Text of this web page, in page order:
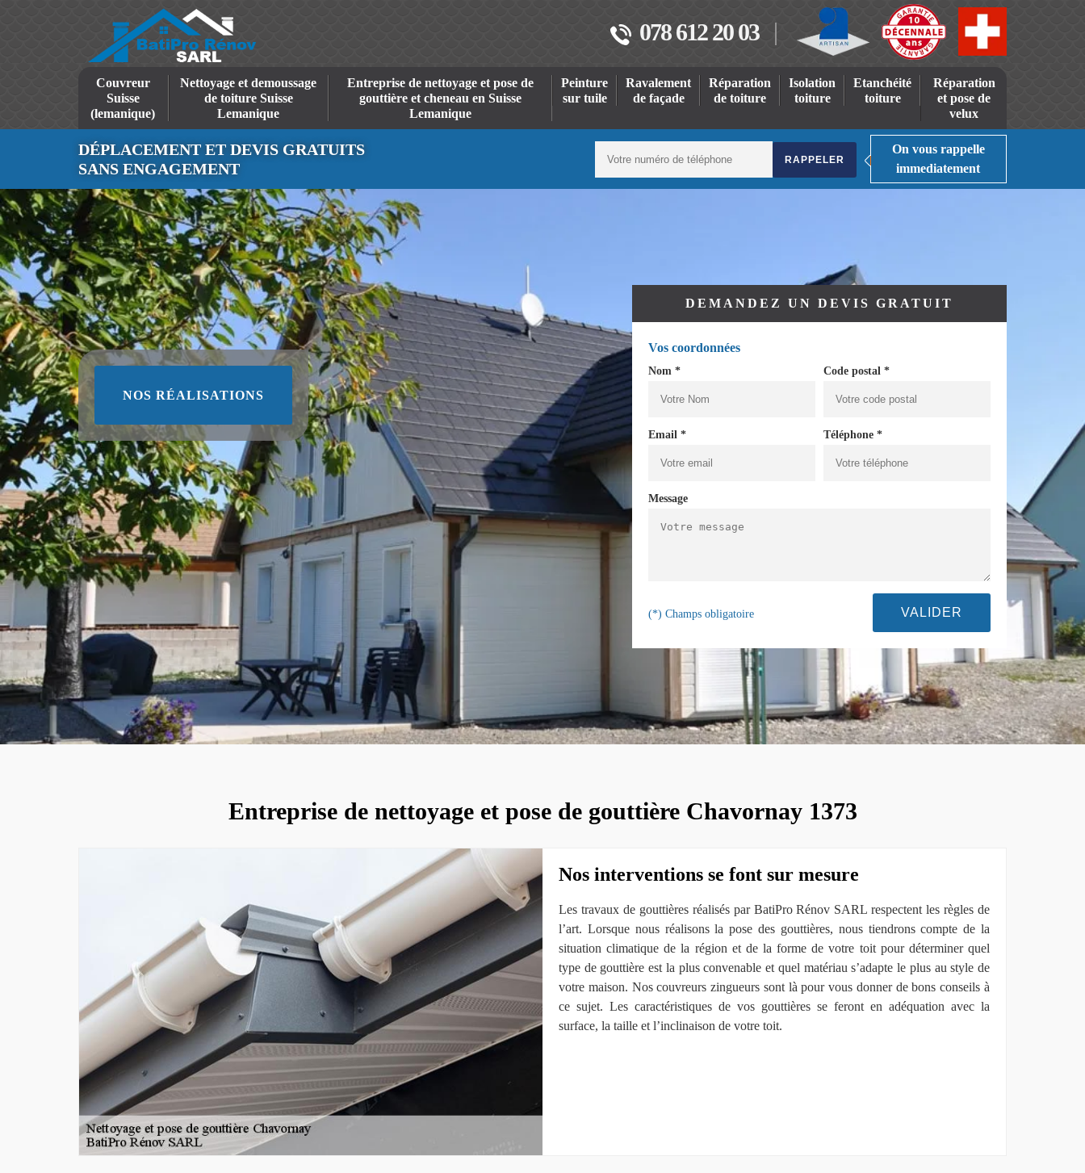
078 612 20 03
Couvreur
Suisse
(lemanique)
Nettoyage et demoussage
de toiture Suisse
Lemanique
Entreprise de nettoyage et pose de
gouttière et cheneau en Suisse
Lemanique
Peinture
sur tuile
Ravalement
de façade
Réparation
de toiture
Isolation
toiture
Etanchéité
toiture
Réparation
et pose de
velux
DÉPLACEMENT ET DEVIS GRATUITS
SANS ENGAGEMENT
On vous rappelle
immediatement
NOS RÉALISATIONS
DEMANDEZ UN DEVIS GRATUIT
Vos coordonnées
Nom * Code postal *
Email * Téléphone *
Message
(*) Champs obligatoire
Entreprise de nettoyage et pose de gouttière Chavornay 1373
Nos interventions se font sur mesure
Les travaux de gouttières réalisés par BatiPro Rénov SARL respectent les règles de
l’art. Lorsque nous réalisons la pose des gouttières, nous tiendrons compte de la
situation climatique de la région et de la forme de votre toit pour déterminer quel
type de gouttière est la plus convenable et quel matériau s’adapte le plus au style de
votre maison. Nos couvreurs zingueurs sont là pour vous donner de bons conseils à
ce sujet. Les caractéristiques de vos gouttières se feront en adéquation avec la
surface, la taille et l’inclinaison de votre toit.